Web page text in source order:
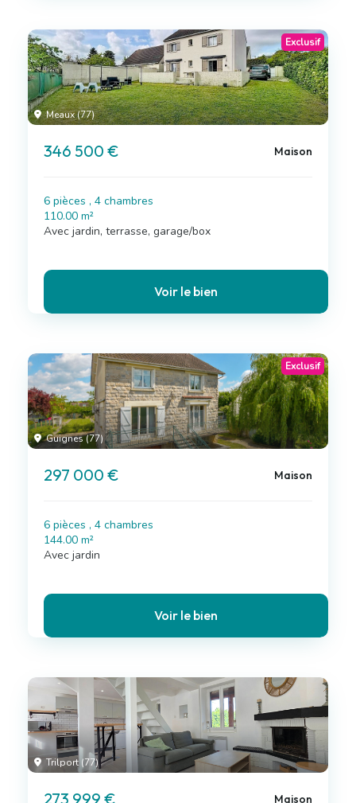
Meaux (77)
Exclusif
346 500 € Maison
6 pièces , 4 chambres
110.00 m²
Avec jardin, terrasse, garage/box
Voir le bien
Guignes (77)
Exclusif
297 000 € Maison
6 pièces , 4 chambres
144.00 m²
Avec jardin
Voir le bien
Trilport (77)
273 999 € Maison